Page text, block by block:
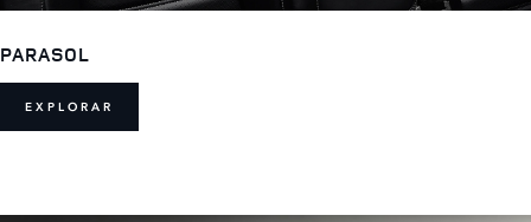
PARASOL
EXPLORAR